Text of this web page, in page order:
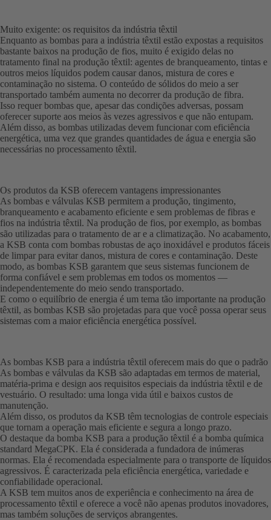
Muito exigente: os requisitos da indústria têxtil
Enquanto as bombas para a indústria têxtil estão expostas a requisitos
bastante baixos na produção de fios, muito é exigido delas no
tratamento final na produção têxtil: agentes de branqueamento, tintas e
outros meios líquidos podem causar danos, mistura de cores e
contaminação no sistema. O conteúdo de sólidos do meio a ser
transportado também aumenta no decorrer da produção de fibra.
Isso requer bombas que, apesar das condições adversas, possam
oferecer suporte aos meios às vezes agressivos e que não entupam.
Além disso, as bombas utilizadas devem funcionar com eficiência
energética, uma vez que grandes quantidades de água e energia são
necessárias no processamento têxtil.
Os produtos da KSB oferecem vantagens impressionantes
As bombas e válvulas KSB permitem a produção, tingimento,
branqueamento e acabamento eficiente e sem problemas de fibras e
fios na indústria têxtil. Na produção de fios, por exemplo, as bombas
são utilizadas para o tratamento de ar e a climatização. No acabamento,
a KSB conta com bombas robustas de aço inoxidável e produtos fáceis
de limpar para evitar danos, mistura de cores e contaminação. Deste
modo, as bombas KSB garantem que seus sistemas funcionem de
forma confiável e sem problemas em todos os momentos —
independentemente do meio sendo transportado.
E como o equilíbrio de energia é um tema tão importante na produção
têxtil, as bombas KSB são projetadas para que você possa operar seus
sistemas com a maior eficiência energética possível.
As bombas KSB para a indústria têxtil oferecem mais do que o padrão
As bombas e válvulas da KSB são adaptadas em termos de material,
matéria-prima e design aos requisitos especiais da indústria têxtil e de
vestuário. O resultado: uma longa vida útil e baixos custos de
manutenção.
Além disso, os produtos da KSB têm tecnologias de controle especiais
que tornam a operação mais eficiente e segura a longo prazo.
O destaque da bomba KSB para a produção têxtil é a bomba química
standard MegaCPK. Ela é considerada a fundadora de inúmeras
normas. Ela é recomendada especialmente para o transporte de líquidos
agressivos. É caracterizada pela eficiência energética, variedade e
confiabilidade operacional.
A KSB tem muitos anos de experiência e conhecimento na área de
processamento têxtil e oferece a você não apenas produtos inovadores,
mas também soluções de serviços abrangentes.